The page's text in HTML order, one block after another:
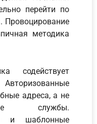
перейти по
Провоцирование
методика
содействует
адреса, а не
службы.
и шаблонные